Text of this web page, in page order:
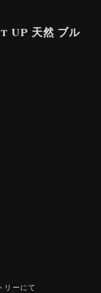
UP 天然 ブル
リーにて